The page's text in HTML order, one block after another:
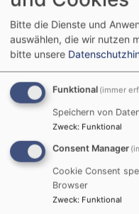
rechtlichen Hörfunk
Bitte die Dienste und
auswählen, die wir nutzen
bitte unsere
Funktional (immer
Speichern von
Zweck: Funktional
Consent Manager
Cookie Consent
Browser
Zweck: Funktional